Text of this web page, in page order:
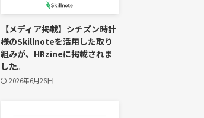
【メディア掲載】シチズン時計
様のSkillnoteを活用した取り
組みが、HRzineに掲載されま
した。
2026年6月26日